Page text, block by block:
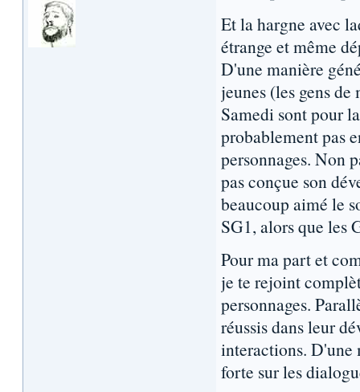
Et la hargne avec
étrange et même
D'une manière
jeunes (les gens
Samedi sont pour
probablement pas
personnages. Non
pas conçue son
beaucoup aimé le
SG1, alors que les
Pour ma part et
je te rejoint
personnages.
réussis dans leur
interactions. D'une
forte sur les